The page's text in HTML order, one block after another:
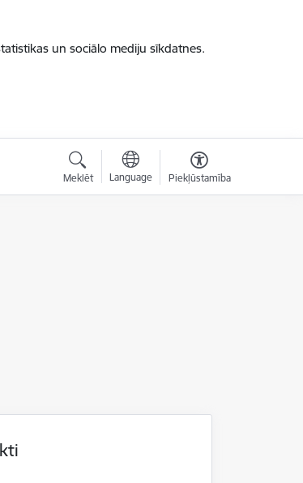
un sociālo mediju sīkdatnes.
Meklēt Language Piekļūstamība